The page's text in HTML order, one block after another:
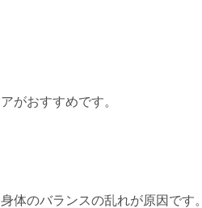
がおすすめです。
体のバランスの乱れが原因です。